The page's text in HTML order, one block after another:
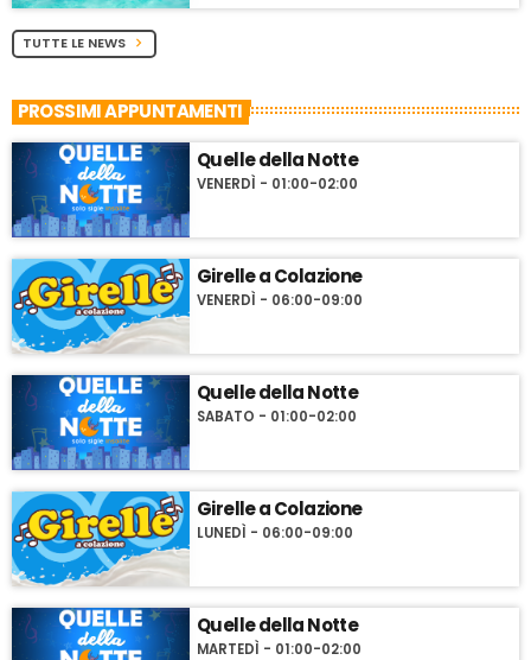
TUTTE LE NEWS chevron_right
PROSSIMI APPUNTAMENTI
Quelle della Notte
VENERDÌ - 01:00-02:00
Girelle a Colazione
VENERDÌ - 06:00-09:00
Quelle della Notte
SABATO - 01:00-02:00
Girelle a Colazione
LUNEDÌ - 06:00-09:00
Quelle della Notte
MARTEDÌ - 01:00-02:00